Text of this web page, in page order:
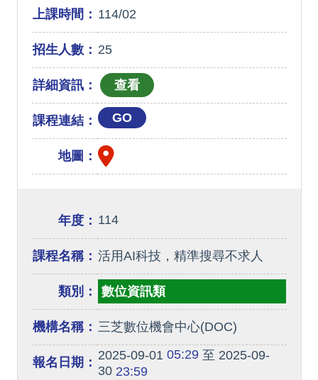
上課時間： 114/02
招生人數： 25
詳細資訊：
課程連結： GO
地圖：
年度： 114
課程名稱： 活用AI科技，精準搜尋不求人
類別： 數位資訊類
機構名稱： 三芝數位機會中心(DOC)
報名日期： 2025-09-01 05:29至 2025-09-
3023:59